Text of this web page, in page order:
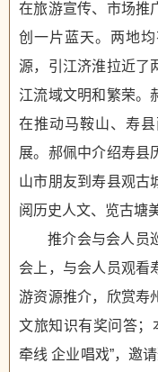
在旅游宣传、市场推
创一片蓝天。两地
源，引江济淮拉近了
江流域文明和繁荣。
在推动马鞍山、寿
展。郝佩中介绍寿县
山市朋友到寿县观古
阅历史人文、览古塘
推介会与会人员
会上，与会人员观看
游资源推介，欣赏寿
文旅知识有奖问答；
牵线 企业唱戏”，邀